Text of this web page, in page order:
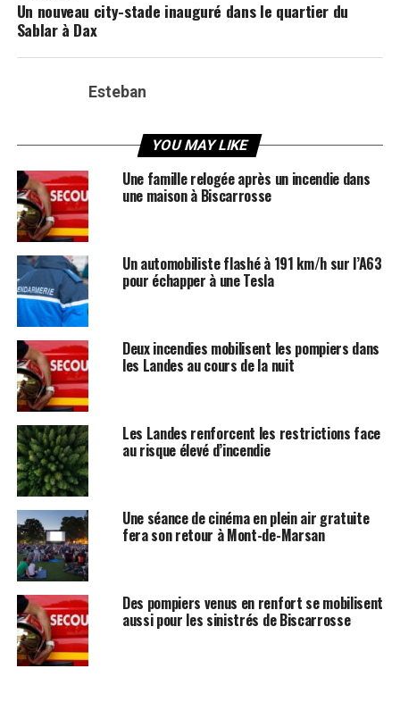
Un nouveau city-stade inauguré dans le quartier du
Sablar à Dax
Esteban
YOU MAY LIKE
Une famille relogée après un incendie dans
une maison à Biscarrosse
Un automobiliste flashé à 191 km/h sur l’A63
pour échapper à une Tesla
Deux incendies mobilisent les pompiers dans
les Landes au cours de la nuit
Les Landes renforcent les restrictions face
au risque élevé d’incendie
Une séance de cinéma en plein air gratuite
fera son retour à Mont-de-Marsan
Des pompiers venus en renfort se mobilisent
aussi pour les sinistrés de Biscarrosse